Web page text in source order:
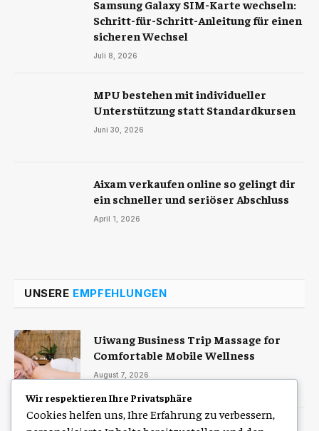
Samsung Galaxy SIM-Karte wechseln:
Schritt-für-Schritt-Anleitung für einen
sicheren Wechsel
Juli 8, 2026
MPU bestehen mit individueller
Unterstützung statt Standardkursen
Juni 30, 2026
Aixam verkaufen online so gelingt dir
ein schneller und seriöser Abschluss
April 1, 2026
UNSERE EMPFEHLUNGEN
Uiwang Business Trip Massage for
Comfortable Mobile Wellness
August 7, 2026
Wir respektieren Ihre Privatsphäre
Cookies helfen uns, Ihre Erfahrung zu verbessern,